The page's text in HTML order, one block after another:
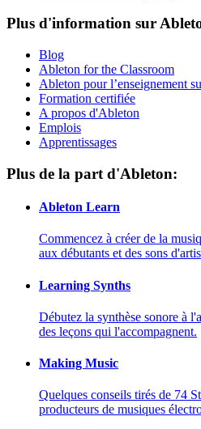
Plus d'information sur
Blog
Ableton for the Classroom
Ableton pour l’enseignement
Formation certifiée
A propos d'Ableton
Emplois
Apprentissages
Plus de la part d'Ableton:
Ableton Learn
Commencez à créer de la
aux débutants et des sons
Learning Synths
Débutez la synthèse sonore à
des leçons qui l'accompagnent.
Making Music
Quelques conseils tirés de 74
producteurs de musiques